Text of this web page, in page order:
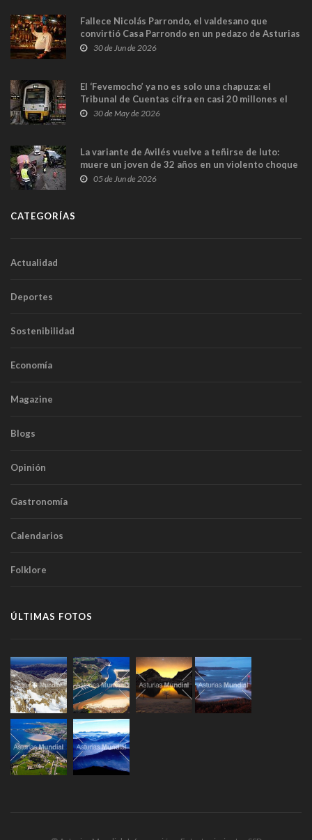
Fallece Nicolás Parrondo, el valdesano que
convirtió Casa Parrondo en un pedazo de Asturias
en Madrid
30 de Jun de 2026
El ‘Fevemocho’ ya no es solo una chapuza: el
Tribunal de Cuentas cifra en casi 20 millones el
sobrecoste de los trenes que no cabían por los
30 de May de 2026
La variante de Avilés vuelve a teñirse de luto:
muere un joven de 32 años en un violento choque
frontal
05 de Jun de 2026
CATEGORÍAS
Actualidad
Deportes
Sostenibilidad
Economía
Magazine
Blogs
Opinión
Gastronomía
Calendarios
Folklore
ÚLTIMAS FOTOS